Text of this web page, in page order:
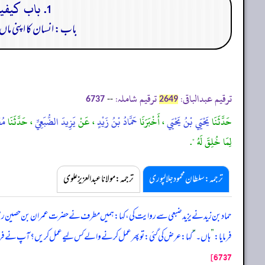
1. باب كيفية الخلق الآدمي في بطن امه وكتابة رزقه واجله وعمله وشقاوته وسعادته:
باب: انسان کا اپنی
ترقیم عبدالباقی: 2649 ترقیم شاملہ: --
6737
حَدَّثَنَايَحْيَي بْنُ يَحْيَي، أَخْبَرَنَاحَمَّادُ بْنُ زَيْدٍ، عَنْيَزِيدَ الضُّبَعِيِّ، حَدَّثَنَا
لِمَا خُلِقَ لَهُ ".
ترجمہ:سلطان محمود جلالپوری ترجمہ:مولانا عبدالعزیز علوی
حماد بن زید نے یزید ضبعی سے روایت کی، کہا: ہمیں مطرف نے حضرت عمران بن حصین
فرمایا:”ہاں۔“کہا: عرض کی گئی: تو پھر عمل کرنے والے کس لیے عمل کریں؟ آپ نے
6737]